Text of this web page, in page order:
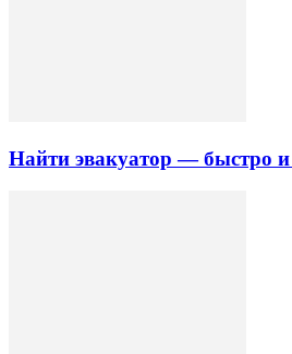
Найти эвакуатор — быстро